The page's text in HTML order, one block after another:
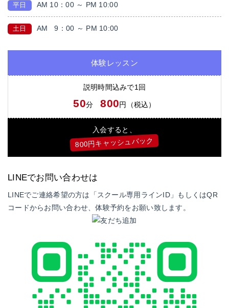
平日 AM 10：00 ～ PM 10:00
土日 AM 9：00 ～ PM 10:00
体験レッスン
説明時間込みで1回
50分800円（税込）
入会すると、
800円キャッシュバック
LINEでお問い合わせは
LINEでご連絡希望の方は「スクール専用ラインID」もしくはQR
コードからお問い合わせ、体験予約をお願い致します。